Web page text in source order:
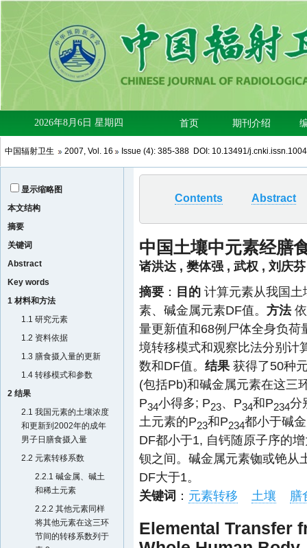
中国辐射卫生 2007, Vol. 16 Issue (4): 385-388 DOI: 10.13491/
显示缩略图
本文结构
摘要
关键词
Abstract
Key words
1 材料和方法
1.1 研究元素
1.2 资料依据
1.3 膳食摄入量的更新
1.4 转移模式和参数
2 结果
2.1 我国元素的土壤浓度
和更新到2002年的成年
男子日膳食摄入量
2.2 元素转移系数
2.2.1 碱金属、碱土
和稀土元素
2.2.2 其他元素同样
将其他元素在这三环
节间的转移系数列于
Contents Abstract
中国土壤中元素经膳
诸洪达 , 樊体强 , 武权 , 刘庆芬
摘要 ： 目的 计算元素从我国
素、碱金属元素DF值。 方法依
量更新值和68例尸体全身负
境转移模式和观察比法分别计
数和DF值。 结果 获得了50种
(包括Pb)和碱金属元素在这三
P34小得多; P23、P34和P234分
土元素的P23和P234都小于碱
DF都小于1, 自钙随原子序的
钡之间。碱金属元素铷或铯从
DF大于1。
关键词 ： 元素转移 土壤 膳
Elemental Transfer